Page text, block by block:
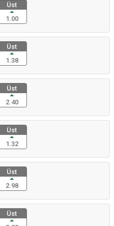
Üst
1.00
Üst
1.38
Üst
2.40
Üst
1.32
Üst
2.98
Üst